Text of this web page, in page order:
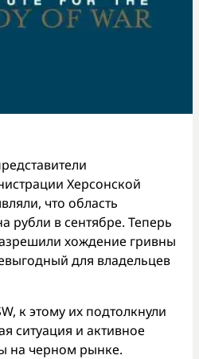
Херсонской
что область
рубли в сентябре. Теперь
хождение гривны
для владельцев
к этому их подтолкнули
ситуация и активное
на черном рынке.